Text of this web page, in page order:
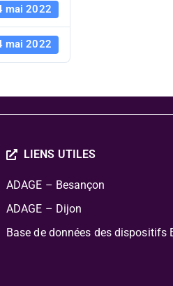
mai 2022
mai 2022
LIENS UTILES
ADAGE – Besançon
ADAGE – Dijon
Base de données des dispositifs